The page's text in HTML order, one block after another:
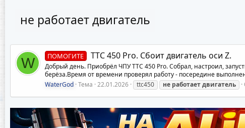
не работает двигатель
W ПОМОГИТЕ TTC 450 Pro. Сбоит двигатель оси Z.
Добрый день. Приобрёл ЧПУ TTC 450 Pro. Собрал, настроил,
берёза.Время от времени проверял работу - посередине
WaterGod Тема 22.01.2026 ttc450 не работаетдвигатель